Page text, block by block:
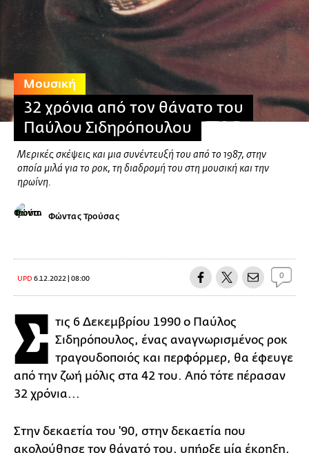
Μουσική
32 χρόνια από τον θάνατο του
Παύλου Σιδηρόπουλου
Μερικές σκέψεις και μια συνέντευξή του από το 1987, στην
οποία μιλά για το ροκ, τη διαδρομή του στη μουσική και την
ηρωίνη.
Φώντας Τρούσας
UPD 6.12.2022 | 08:00 0
Σ τις 6 Δεκεμβρίου 1990 ο Παύλος
Σιδηρόπουλος, ένας αναγνωρισμένος ροκ
τραγουδοποιός και περφόρμερ, θα έφευγε
από την ζωή μόλις στα 42 του. Από τότε πέρασαν
32 χρόνια...
Στην δεκαετία του '90, στην δεκαετία που
ακολούθησε τον θάνατό του, υπήρξε μία έκρηξη,